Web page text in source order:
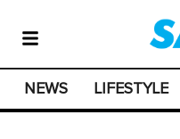
NEWS LIFESTYLE